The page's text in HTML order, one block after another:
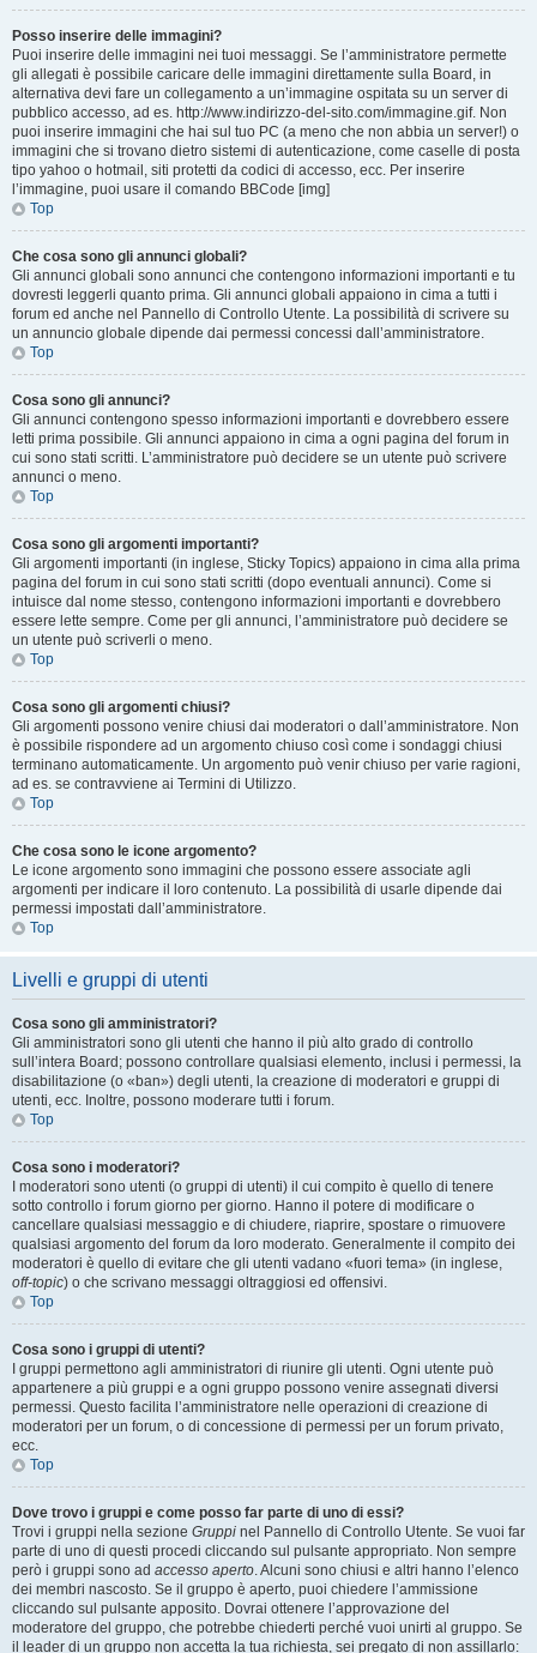
Posso inserire delle immagini?
Puoi inserire delle immagini nei tuoi messaggi. Se l’amministratore permette
gli allegati è possibile caricare delle immagini direttamente sulla Board, in
alternativa devi fare un collegamento a un’immagine ospitata su un server di
pubblico accesso, ad es. http://www.indirizzo-del-sito.com/immagine.gif. Non
puoi inserire immagini che hai sul tuo PC (a meno che non abbia un server!) o
immagini che si trovano dietro sistemi di autenticazione, come caselle di posta
tipo yahoo o hotmail, siti protetti da codici di accesso, ecc. Per inserire
l’immagine, puoi usare il comando BBCode [img]
Top
Che cosa sono gli annunci globali?
Gli annunci globali sono annunci che contengono informazioni importanti e tu
dovresti leggerli quanto prima. Gli annunci globali appaiono in cima a tutti i
forum ed anche nel Pannello di Controllo Utente. La possibilità di scrivere su
un annuncio globale dipende dai permessi concessi dall’amministratore.
Top
Cosa sono gli annunci?
Gli annunci contengono spesso informazioni importanti e dovrebbero essere
letti prima possibile. Gli annunci appaiono in cima a ogni pagina del forum in
cui sono stati scritti. L’amministratore può decidere se un utente può scrivere
annunci o meno.
Top
Cosa sono gli argomenti importanti?
Gli argomenti importanti (in inglese, Sticky Topics) appaiono in cima alla prima
pagina del forum in cui sono stati scritti (dopo eventuali annunci). Come si
intuisce dal nome stesso, contengono informazioni importanti e dovrebbero
essere lette sempre. Come per gli annunci, l’amministratore può decidere se
un utente può scriverli o meno.
Top
Cosa sono gli argomenti chiusi?
Gli argomenti possono venire chiusi dai moderatori o dall’amministratore. Non
è possibile rispondere ad un argomento chiuso così come i sondaggi chiusi
terminano automaticamente. Un argomento può venir chiuso per varie ragioni,
ad es. se contravviene ai Termini di Utilizzo.
Top
Che cosa sono le icone argomento?
Le icone argomento sono immagini che possono essere associate agli
argomenti per indicare il loro contenuto. La possibilità di usarle dipende dai
permessi impostati dall’amministratore.
Top
Livelli e gruppi di utenti
Cosa sono gli amministratori?
Gli amministratori sono gli utenti che hanno il più alto grado di controllo
sull’intera Board; possono controllare qualsiasi elemento, inclusi i permessi, la
disabilitazione (o «ban») degli utenti, la creazione di moderatori e gruppi di
utenti, ecc. Inoltre, possono moderare tutti i forum.
Top
Cosa sono i moderatori?
I moderatori sono utenti (o gruppi di utenti) il cui compito è quello di tenere
sotto controllo i forum giorno per giorno. Hanno il potere di modificare o
cancellare qualsiasi messaggio e di chiudere, riaprire, spostare o rimuovere
qualsiasi argomento del forum da loro moderato. Generalmente il compito dei
moderatori è quello di evitare che gli utenti vadano «fuori tema» (in inglese,
off-topic) o che scrivano messaggi oltraggiosi ed offensivi.
Top
Cosa sono i gruppi di utenti?
I gruppi permettono agli amministratori di riunire gli utenti. Ogni utente può
appartenere a più gruppi e a ogni gruppo possono venire assegnati diversi
permessi. Questo facilita l’amministratore nelle operazioni di creazione di
moderatori per un forum, o di concessione di permessi per un forum privato,
ecc.
Top
Dove trovo i gruppi e come posso far parte di uno di essi?
Trovi i gruppi nella sezione Gruppi nel Pannello di Controllo Utente. Se vuoi far
parte di uno di questi procedi cliccando sul pulsante appropriato. Non sempre
però i gruppi sono ad accesso aperto. Alcuni sono chiusi e altri hanno l’elenco
dei membri nascosto. Se il gruppo è aperto, puoi chiedere l’ammissione
cliccando sul pulsante apposito. Dovrai ottenere l’approvazione del
moderatore del gruppo, che potrebbe chiederti perché vuoi unirti al gruppo. Se
il leader di un gruppo non accetta la tua richiesta, sei pregato di non assillarlo: